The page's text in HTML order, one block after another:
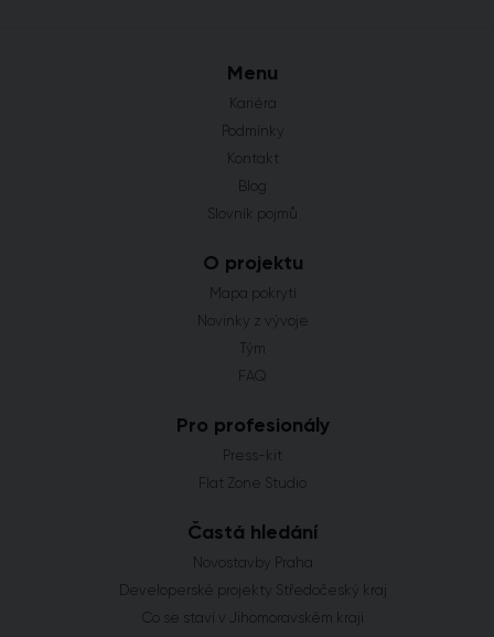
Menu
Kariéra
Podmínky
Kontakt
Blog
Slovník pojmů
O projektu
Mapa pokrytí
Novinky z vývoje
Tým
FAQ
Pro profesionály
Press-kit
Flat Zone Studio
Častá hledání
Novostavby Praha
Developerské projekty Středočeský kraj
Co se staví v Jihomoravském kraji